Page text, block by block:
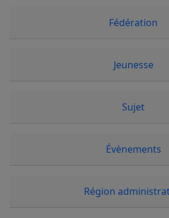
Fédération
Jeunesse
Sujet
Évènements
Région